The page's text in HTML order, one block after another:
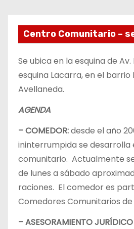
Centro Comunitario –
Se ubica en la esquina de
esquina Lacarra, en el barrio
Avellaneda.
AGENDA
– COMEDOR:desde el año
ininterrumpida se desarrolla
comunitario. Actualmente
de lunes a sábado
raciones. El comedor es
Comedores Comunitarios de
– ASESORAMIENTO